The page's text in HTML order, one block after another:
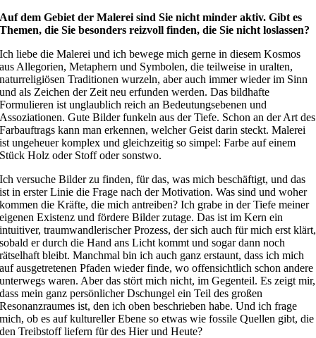
Auf dem Gebiet der Malerei sind Sie nicht minder aktiv. Gibt es
Themen, die Sie besonders reizvoll finden, die Sie nicht loslassen?
Ich liebe die Malerei und ich bewege mich gerne in diesem Kosmos
aus Allegorien, Metaphern und Symbolen, die teilweise in uralten,
naturreligiösen Traditionen wurzeln, aber auch immer wieder im Sinn
und als Zeichen der Zeit neu erfunden werden. Das bildhafte
Formulieren ist unglaublich reich an Bedeutungsebenen und
Assoziationen. Gute Bilder funkeln aus der Tiefe. Schon an der Art des
Farbauftrags kann man erkennen, welcher Geist darin steckt. Malerei
ist ungeheuer komplex und gleichzeitig so simpel: Farbe auf einem
Stück Holz oder Stoff oder sonstwo.
Ich versuche Bilder zu finden, für das, was mich beschäftigt, und das
ist in erster Linie die Frage nach der Motivation. Was sind und woher
kommen die Kräfte, die mich antreiben? Ich grabe in der Tiefe meiner
eigenen Existenz und fördere Bilder zutage. Das ist im Kern ein
intuitiver, traumwandlerischer Prozess, der sich auch für mich erst klärt,
sobald er durch die Hand ans Licht kommt und sogar dann noch
rätselhaft bleibt. Manchmal bin ich auch ganz erstaunt, dass ich mich
auf ausgetretenen Pfaden wieder finde, wo offensichtlich schon andere
unterwegs waren. Aber das stört mich nicht, im Gegenteil. Es zeigt mir,
dass mein ganz persönlicher Dschungel ein Teil des großen
Resonanzraumes ist, den ich oben beschrieben habe. Und ich frage
mich, ob es auf kultureller Ebene so etwas wie fossile Quellen gibt, die
den Treibstoff liefern für des Hier und Heute?